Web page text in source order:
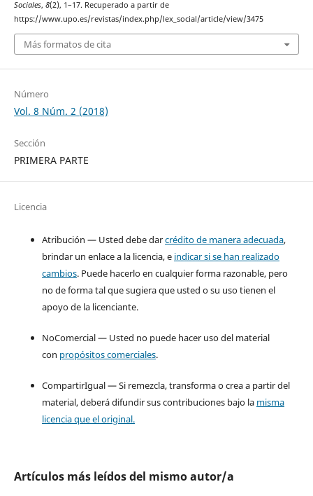
Sociales, 8(2), 1–17. Recuperado a partir de
https://www.upo.es/revistas/index.php/lex_social/article/view/3475
Más formatos de cita
Número
Vol. 8 Núm. 2 (2018)
Sección
PRIMERA PARTE
Licencia
Atribución — Usted debe darcrédito de manera adecuada,
brindar un enlace a la licencia, e indicar si se han realizado
cambios. Puede hacerlo en cualquier forma razonable, pero
no de forma tal que sugiera que usted o su uso tienen el
apoyo de la licenciante.
NoComercial — Usted no puede hacer uso del material
con propósitos comerciales.
CompartirIgual — Si remezcla, transforma o crea a partir del
material, deberá difundir sus contribuciones bajo la misma
licencia que el original.
Artículos más leídos del mismo autor/a